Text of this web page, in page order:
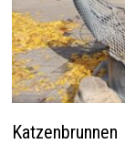
Katzenbrunnen